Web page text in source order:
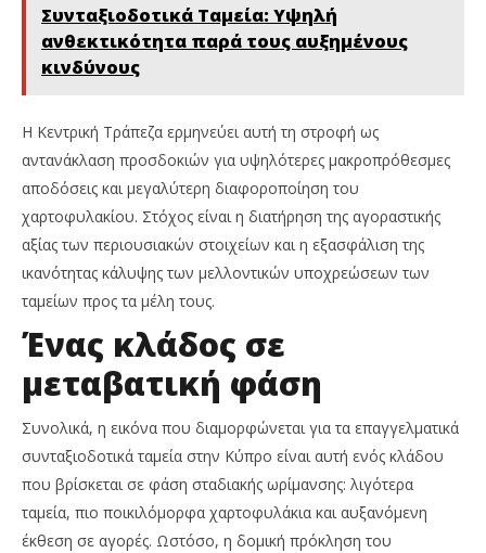
Συνταξιοδοτικά Ταμεία: Υψηλή
ανθεκτικότητα παρά τους αυξημένους
κινδύνους
Η Κεντρική Τράπεζα ερμηνεύει αυτή τη στροφή ως
αντανάκλαση προσδοκιών για υψηλότερες μακροπρόθεσμες
αποδόσεις και μεγαλύτερη διαφοροποίηση του
χαρτοφυλακίου. Στόχος είναι η διατήρηση της αγοραστικής
αξίας των περιουσιακών στοιχείων και η εξασφάλιση της
ικανότητας κάλυψης των μελλοντικών υποχρεώσεων των
ταμείων προς τα μέλη τους.
Ένας κλάδος σε
μεταβατική φάση
Συνολικά, η εικόνα που διαμορφώνεται για τα επαγγελματικά
συνταξιοδοτικά ταμεία στην Κύπρο είναι αυτή ενός κλάδου
που βρίσκεται σε φάση σταδιακής ωρίμανσης: λιγότερα
ταμεία, πιο ποικιλόμορφα χαρτοφυλάκια και αυξανόμενη
έκθεση σε αγορές. Ωστόσο, η δομική πρόκληση του